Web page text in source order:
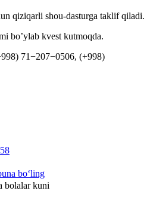
qiziqarli shou-dasturga taklif qiladi.
bo’ylab kvest kutmoqda.
71−207−0506, (+998)
bo‘ling
bolalar kuni